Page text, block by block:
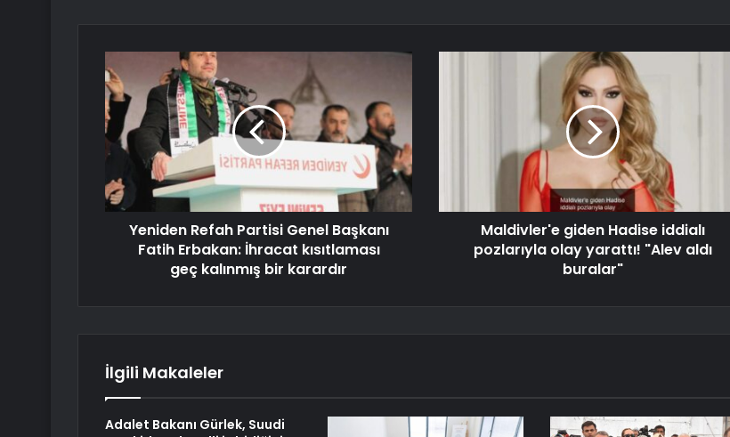
Yeniden Refah Partisi Genel Başkanı
Fatih Erbakan: İhracat kısıtlaması
geç kalınmış bir karardır
Maldivler'e giden Hadise iddialı
pozlarıyla olay yarattı! "Alev aldı
buralar"
İlgili Makaleler
Adalet Bakanı Gürlek, Suudi